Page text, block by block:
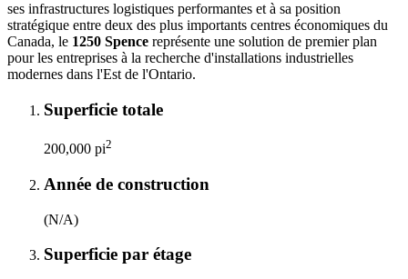
ses infrastructures logistiques performantes et à sa position
stratégique entre deux des plus importants centres économiques du
Canada, le 1250 Spence représente une solution de premier plan
pour les entreprises à la recherche d'installations industrielles
modernes dans l'Est de l'Ontario.
Superficie totale
200,000 pi2
Année de construction
(N/A)
Superficie par étage